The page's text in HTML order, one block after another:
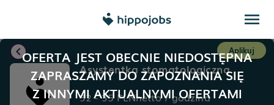
menu
OFERTA JEST OBECNIE NIEDOSTĘPNA
ZAPRASZAMY DO ZAPOZNANIA SIĘ
Z INNYMI AKTUALNYMI OFERTAMI
chevron_left Aplikuj
Asystentka stomatologiczna
32-35PLNnetto/godzina